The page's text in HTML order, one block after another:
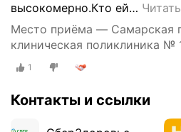
высокомерно.Кто ей…
Место приёма — Самарская
клиническая поликлиника №
56А1
Контакты и ссылки